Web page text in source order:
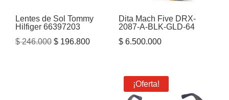
Lentes de Sol Tommy
Hilfiger 66397203
$246.000 El
$ 196.800El
$ 196.800.
Dita Mach Five DRX-
2087-A-BLK-GLD-64
$6.500.000
¡Oferta!